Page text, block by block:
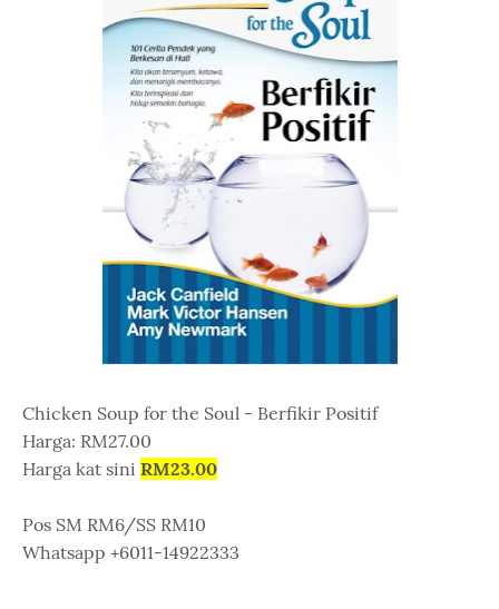
Chicken Soup for the Soul - Berfikir Positif
Harga: RM27.00
Harga kat sini RM23.00
Pos SM RM6/SS RM10
Whatsapp +6011-14922333